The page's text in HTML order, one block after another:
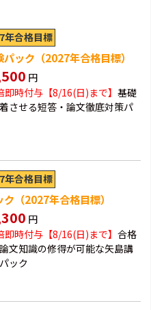
年合格目標
ック（2027年合格目標）
円
時付与【8/16(日)まで】 基礎
させる短答・論文徹底対策パ
年合格目標
（2027年合格目標）
円
時付与【8/16(日)まで】 合格
文知識の修得が可能な矢島講
ック